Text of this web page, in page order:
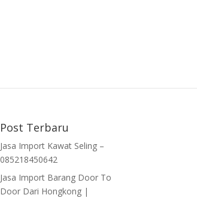
Post Terbaru
Jasa Import Kawat Seling –
085218450642
Jasa Import Barang Door To
Door Dari Hongkong |